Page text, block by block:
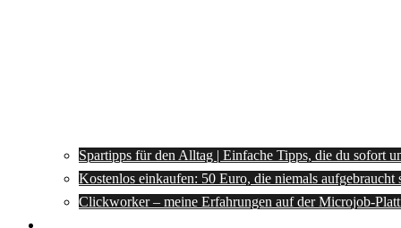
Spartipps für den Alltag | Einfache Tipps, die du sofort
Kostenlos einkaufen: 50 Euro, die niemals aufgebraucht
Clickworker – meine Erfahrungen auf der Microjob-